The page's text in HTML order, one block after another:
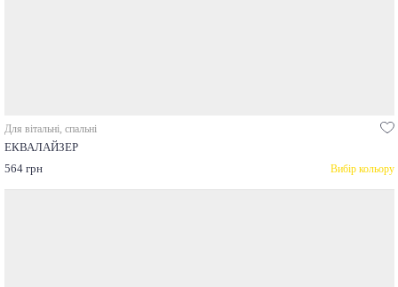
Для вітальні, спальні
ЕКВАЛАЙЗЕР
564 грн
Вибір кольору